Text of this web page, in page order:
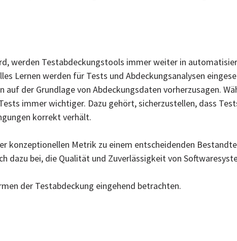
werden Testabdeckungstools immer weiter in
Lernen werden für Tests und Abdeckungsanalysen
der Grundlage von Abdeckungsdaten vorherzusagen.
immer wichtiger. Dazu gehört, sicherzustellen, dass
korrekt verhält.
konzeptionellen Metrik zu einem entscheidenden
bei, die Qualität und Zuverlässigkeit von
der Testabdeckung eingehend betrachten.